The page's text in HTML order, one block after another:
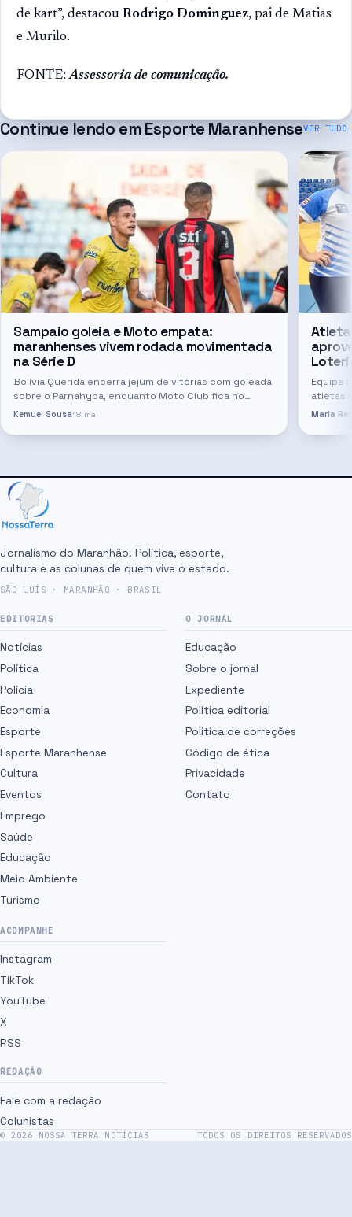
de kart”, destacou Rodrigo Dominguez, pai de Matias
e Murilo.
FONTE:Assessoria de comunicação.
Continue lendo emEsporte MaranhenseVER TUDO
Sampaio goleia e Moto empata:
maranhenses vivem rodada movimentada
na Série D
Bolívia Querida encerra jejum de vitórias com goleada
sobre o Parnahyba, enquanto Moto Club fica no
empate diante do IAPE
Kemuel Sousa18 mai
Equipe
atletas
Maria
Jornalismo do Maranhão. Política, esporte,
cultura e as colunas de quem vive o estado.
SÃO LUÍS · MARANHÃO · BRASIL
EDITORIAS
Notícias
Política
Polícia
Economia
Esporte
Esporte Maranhense
Cultura
Eventos
Emprego
Saúde
Educação
Meio Ambiente
Turismo
O JORNAL
Educação
Sobre o jornal
Expediente
Política editorial
Política de correções
Código de ética
Privacidade
Contato
ACOMPANHE
Instagram
TikTok
YouTube
X
RSS
REDAÇÃO
Fale com a redação
Colunistas
©2026 NOSSA TERRA NOTÍCIAS TODOS OS DIREITOS RESERVADOS